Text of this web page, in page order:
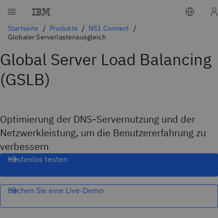
Startseite Produkte
NS1 Connect
Globaler Serverlastenausgleich
Global Server Load Balancing
(GSLB)
Optimierung der DNS-Servernutzung und der
Netzwerkleistung, um die Benutzererfahrung zu
verbessern
Kostenlos testen
Buchen Sie eine Live-Demo